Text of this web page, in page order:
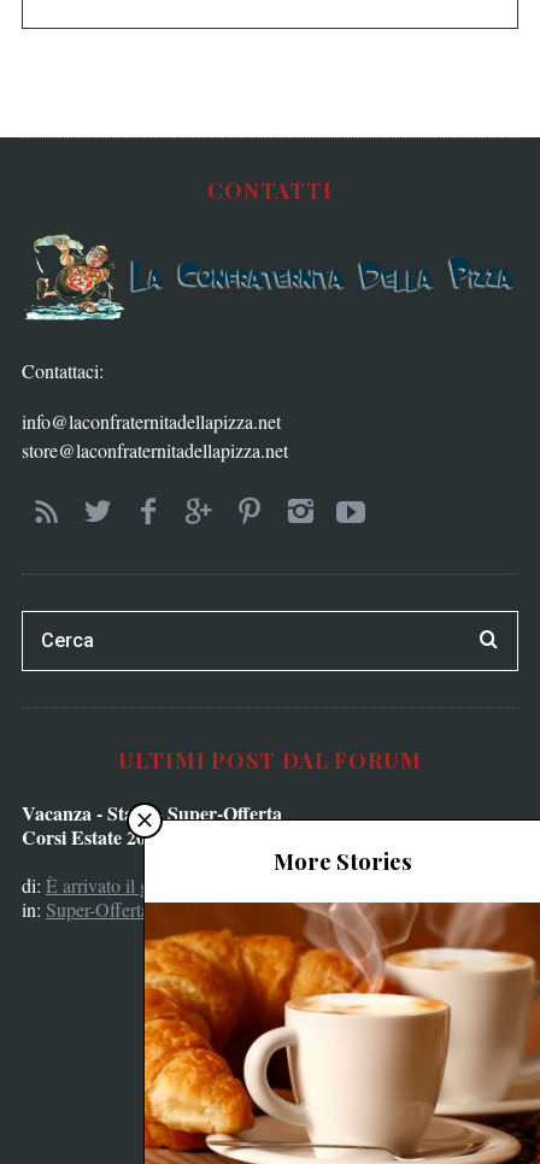
More Stories
CONTATTI
Contattaci:
info@laconfraternitadellapizza.net
store@laconfraternitadellapizza.net
ULTIMI POST DAL FORUM
Vacanza - Stage - Super-Offerta
Corsi Estate 2024
di: È arrivato il grinch
in: Super-Offerta Corsi Estate 2024